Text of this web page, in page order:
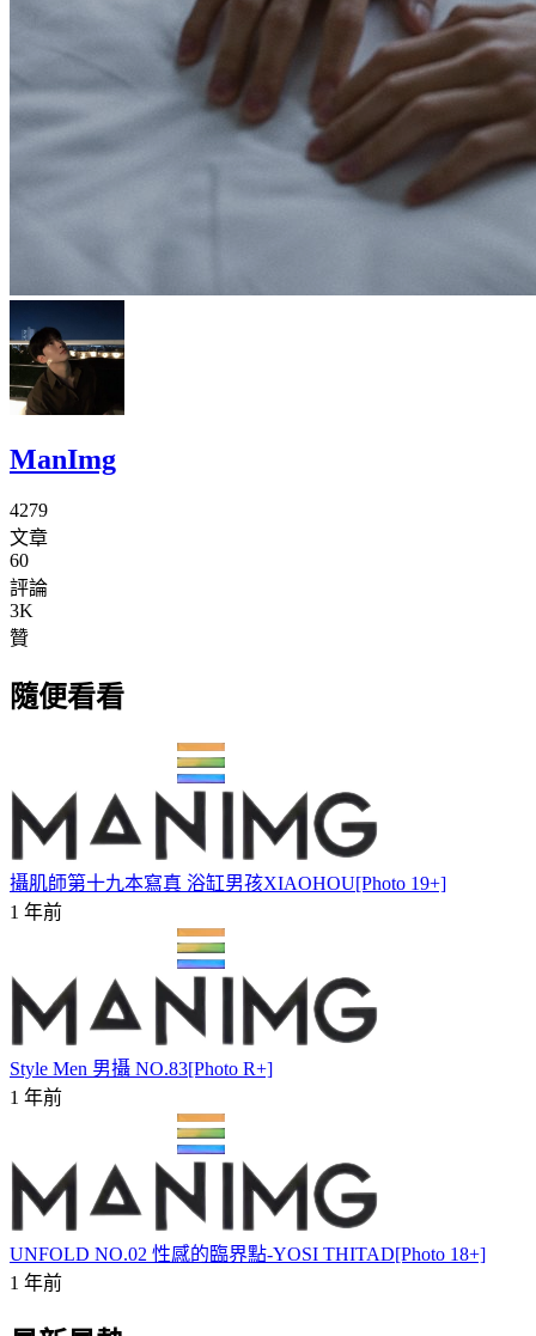
ManImg
4279
文章
60
評論
3K
贊
隨便看看
攝肌師第十九本寫真 浴缸男孩XIAOHOU[Photo 19+]
1 年前
Style Men 男攝 NO.83[Photo R+]
1 年前
UNFOLD NO.02 性感的臨界點-YOSI THITAD[Photo 18+]
1 年前